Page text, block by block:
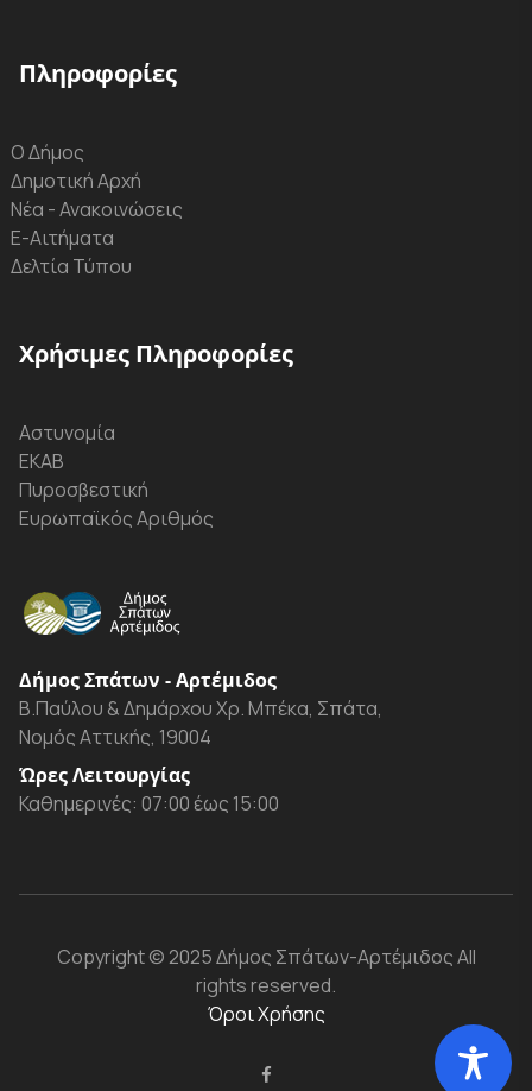
Πληροφορίες
Ο Δήμος
Δημοτική Αρχή
Νέα - Ανακοινώσεις
Ε-Αιτήματα
Δελτία Τύπου
Χρήσιμες Πληροφορίες
Αστυνομία
ΕΚΑΒ
Πυροσβεστική
Ευρωπαϊκός Αριθμός
Δήμος Σπάτων - Αρτέμιδος
Β.Παύλου & Δημάρχου Χρ. Μπέκα, Σπάτα,
Νομός Αττικής, 19004
Ώρες Λειτουργίας
Καθημερινές: 07:00 έως 15:00
Copyright© 2025 Δήμος Σπάτων-ΑρτέμιδοςAll
rights reserved.
Όροι Χρήσης